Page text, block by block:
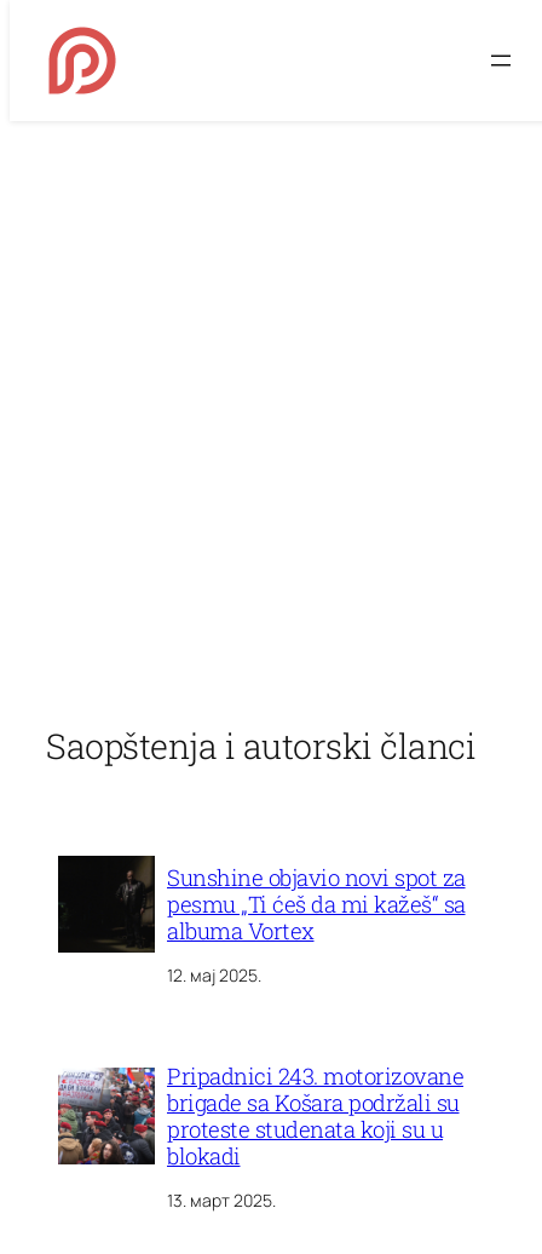
садржај
Saopštenja i autorski članci
Sunshine objavio novi spot za
pesmu „Ti ćeš da mi kažeš“ sa
albuma Vortex
12. мај 2025.
Pripadnici 243. motorizovane
brigade sa Košara podržali su
proteste studenata koji su u
blokadi
13. март 2025.